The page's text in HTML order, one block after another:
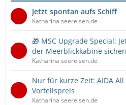
Jetzt spontan aufs Schiff
Katharina seereisen.de
🎁 MSC Upgrade Special:
der Meerblickkabine
Katharina seereisen.de
Nur für kurze Zeit: AIDA
Vorteilspreis
Katharina seereisen.de